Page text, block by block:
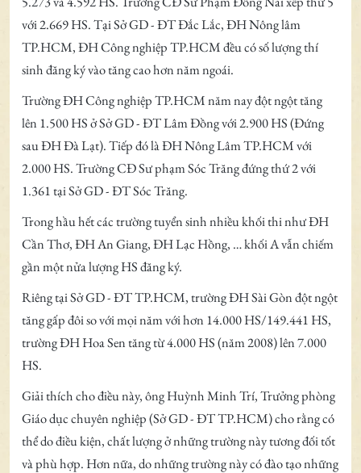
với 2.669 HS. Tại Sở GD - ĐT Đắc Lắc, ĐH Nông lâm
TP.HCM, ĐH Công nghiệp TP.HCM đều có số lượng thí
sinh đăng ký vào tăng cao hơn năm ngoái.
Trường ĐH Công nghiệp TP.HCM năm nay đột ngột tăng
lên 1.500 HS ở Sở GD - ĐT Lâm Đồng với 2.900 HS (Đứng
sau ĐH Đà Lạt). Tiếp đó là ĐH Nông Lâm TP.HCM với
2.000 HS. Trường CĐ Sư phạm Sóc Trăng đứng thứ 2 với
1.361 tại Sở GD - ĐT Sóc Trăng.
Trong hầu hết các trường tuyển sinh nhiều khối thi như ĐH
Cần Thơ, ĐH An Giang, ĐH Lạc Hồng, … khối A vẫn chiếm
gần một nửa lượng HS đăng ký.
Riêng tại Sở GD - ĐT TP.HCM, trường ĐH Sài Gòn đột ngột
tăng gấp đôi so với mọi năm với hơn 14.000 HS/149.441 HS,
trường ĐH Hoa Sen tăng từ 4.000 HS (năm 2008) lên 7.000
HS.
Giải thích cho điều này, ông Huỳnh Minh Trí, Trưởng phòng
Giáo dục chuyên nghiệp (Sở GD - ĐT TP.HCM) cho rằng có
thể do điều kiện, chất lượng ở những trường này tương đối tốt
và phù hợp. Hơn nữa, do những trường này có đào tạo những